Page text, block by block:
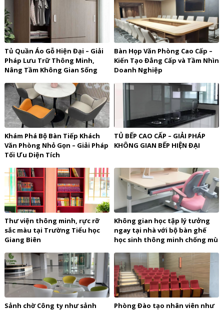
Tủ Quần Áo Gỗ Hiện Đại – Giải
Pháp Lưu Trữ Thông Minh,
Nâng Tầm Không Gian Sống
Bàn Họp Văn Phòng Cao Cấp –
Kiến Tạo Đẳng Cấp và Tầm Nhìn
Doanh Nghiệp
Khám Phá Bộ Bàn Tiếp Khách
Văn Phòng Nhỏ Gọn – Giải Pháp
Tối Ưu Diện Tích
TỦ BẾP CAO CẤP – GIẢI PHÁP
KHÔNG GIAN BẾP HIỆN ĐẠI
Thư viện thông minh, rực rỡ
sắc màu tại Trường Tiểu học
Giang Biên
Không gian học tập lý tưởng
ngay tại nhà với bộ bàn ghế
học sinh thông minh chống mù
Sảnh chờ Công ty như sảnh Phòng Đào tạo nhân viên như